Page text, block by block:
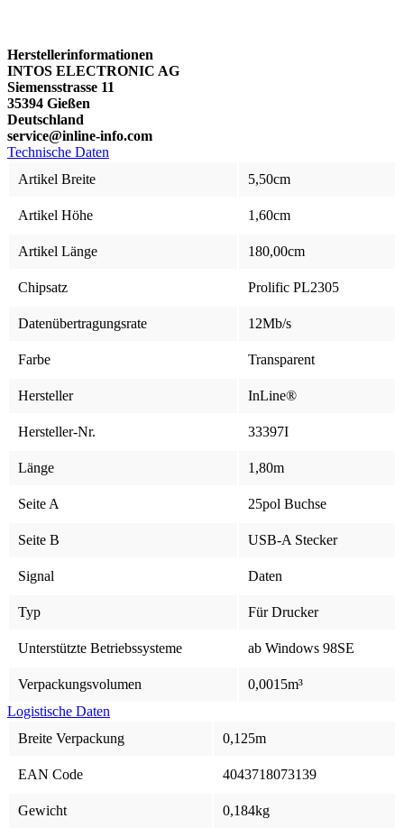
Herstellerinformationen
INTOS ELECTRONIC AG
Siemensstrasse 11
35394 Gießen
Deutschland
service@inline-info.com
Technische Daten
Artikel Breite
5,50cm
Artikel Höhe 1,60cm
Artikel Länge 180,00cm
Chipsatz Prolific PL2305
Datenübertragungsrate 12Mb/s
Farbe Transparent
Hersteller InLine®
Hersteller-Nr. 33397I
Länge 1,80m
Seite A 25pol Buchse
Seite B USB-A Stecker
Signal Daten
Typ Für Drucker
Unterstützte Betriebssysteme ab Windows 98SE
Verpackungsvolumen
0,0015m³
Logistische Daten
Breite Verpackung
0,125m
EAN Code 4043718073139
Gewicht 0,184kg